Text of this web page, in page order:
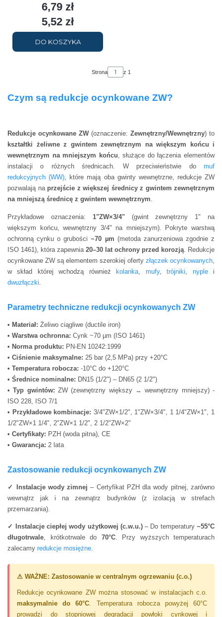
Cena
6,79 zł
Cena
5,52 zł
DO KOSZYKA
Strona z 1
Czym są redukcje ocynkowane ZW?
Redukcje ocynkowane ZW(oznaczenie: Zewnętrzny/Wewnętrzny) to
kształtki żeliwne z gwintem zewnętrznym na większym końcu i
wewnętrznym na mniejszym końcu, służące do łączenia elementów
instalacji o różnych średnicach. W przeciwieństwie do muf
redukcyjnych (WW), które mają oba gwinty wewnętrzne, redukcje ZW
pozwalają na przejście z większej średnicy z gwintem zewnętrznym
na mniejszą średnicę z gwintem wewnętrznym.
Przykładowe oznaczenia: 1"ZW×3/4"(gwint zewnętrzny 1" na
większym końcu, wewnętrzny 3/4" na mniejszym). Pokryte warstwą
ochronną cynku o grubości~70 µm (metoda zanurzeniowa zgodnie z
ISO 1461), która zapewnia 20–30 lat ochrony przed korozją . Redukcje
ocynkowane ZW są elementem szerokiej oferty złączek ocynkowanych
w skład której wchodzą równieżkolanka mufy,trójniki nyplei
dwuzłączki
Parametry techniczne redukcji ocynkowanych ZW
• Materiał: Żeliwo ciągliwe (ductile iron)
• Warstwa ochronna: Cynk ~70 µm (ISO 1461)
• Norma produktu: PN-EN 10242:1999
• Ciśnienie maksymalne: 25 bar (2,5 MPa) przy +20°C
• Temperatura robocza: -10°C do +120°C
• Średnice nominalne: DN15 (1/2") – DN65 (2 1/2")
• Typ gwintów: ZW (zewnętrzny większy → wewnętrzny mniejszy) -
ISO 228, ISO 7/1
• Przykładowe kombinacje: 3/4"ZW×1/2", 1"ZW×3/4", 1 1/4"ZW×1", 1
1/2"ZW×1 1/4", 2"ZW×1 1/2", 2 1/2"ZW×2"
• Certyfikaty: PZH (woda pitna), CE
• Gwarancja: 2 lata
Zastosowanie redukcji ocynkowanych ZW
✓ Instalacje wody zimnej – Certyfikat PZH dla wody pitnej, zarówno
wewnątrz jak i na zewnątrz budynków (z izolacją w strefach
przemarzania).
✓ Instalacje ciepłej wody użytkowej (c.w.u.)– Do temperatury~55°C
długotrwale , krótkotrwale do 70°C. Przy wyższych temperaturach
zalecamy redukcje mosiężne
⚠ WAŻNE: Zastosowanie w centralnym ogrzewaniu (c.o.)
Redukcje ocynkowane ZW można stosować w instalacjach c.o.
maksymalnie do 60°C . Temperatura robocza powyżej 60°C
prowadzi do stopniowej degradacji powłoki cynkowej i